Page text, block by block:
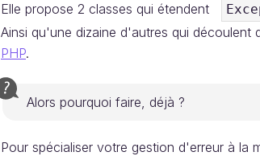
Elle propose 2 classes qui étendent
Ainsi qu'une dizaine d'autres qui
PHP.
Alors pourquoi faire, déjà ?
Pour spécialiser votre gestion d'erreur à la